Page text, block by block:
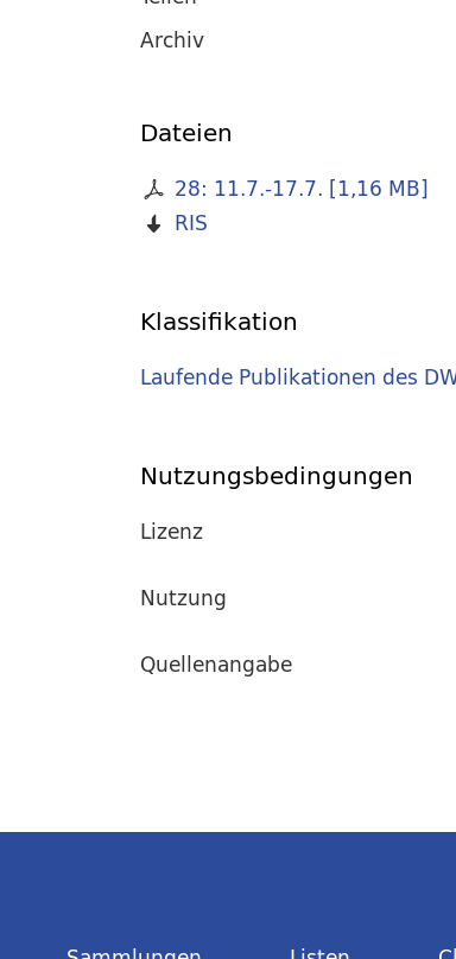
Archiv
Dateien
28: 11.7.-17.7. [1,16 MB]
RIS
Klassifikation
Laufende Publikationen des
Nutzungsbedingungen
Lizenz
Nutzung
Quellenangabe